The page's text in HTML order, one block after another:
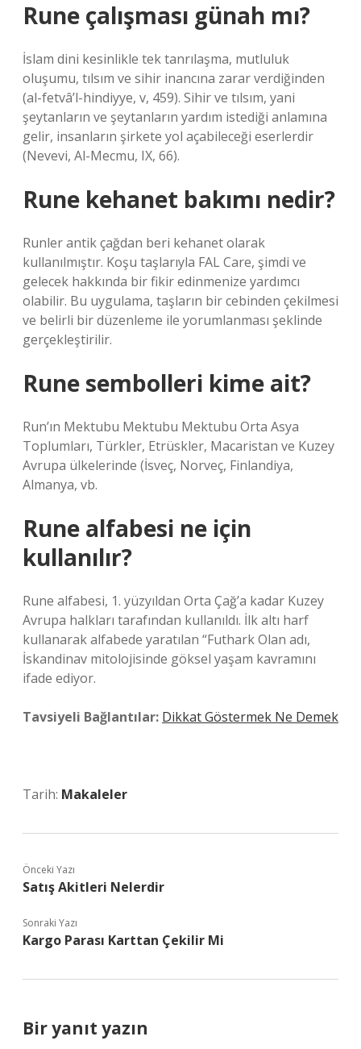
Rune çalışması günah mı?
İslam dini kesinlikle tek tanrılaşma, mutluluk
oluşumu, tılsım ve sihir inancına zarar verdiğinden
(al-fetvâ’l-hindiyye, v, 459). Sihir ve tılsım, yani
şeytanların ve şeytanların yardım istediği anlamına
gelir, insanların şirkete yol açabileceği eserlerdir
(Nevevi, Al-Mecmu, IX, 66).
Rune kehanet bakımı nedir?
Runler antik çağdan beri kehanet olarak
kullanılmıştır. Koşu taşlarıyla FAL Care, şimdi ve
gelecek hakkında bir fikir edinmenize yardımcı
olabilir. Bu uygulama, taşların bir cebinden çekilmesi
ve belirli bir düzenleme ile yorumlanması şeklinde
gerçekleştirilir.
Rune sembolleri kime ait?
Run’ın Mektubu Mektubu Mektubu Orta Asya
Toplumları, Türkler, Etrüskler, Macaristan ve Kuzey
Avrupa ülkelerinde (İsveç, Norveç, Finlandiya,
Almanya, vb.
Rune alfabesi ne için
kullanılır?
Rune alfabesi, 1. yüzyıldan Orta Çağ’a kadar Kuzey
Avrupa halkları tarafından kullanıldı. İlk altı harf
kullanarak alfabede yaratılan “Futhark Olan adı,
İskandinav mitolojisinde göksel yaşam kavramını
ifade ediyor.
Tavsiyeli Bağlantılar: Dikkat Göstermek Ne Demek
Tarih: Makaleler
Önceki Yazı
Satış Akitleri Nelerdir
Sonraki Yazı
Kargo Parası Karttan Çekilir Mi
Bir yanıt yazın